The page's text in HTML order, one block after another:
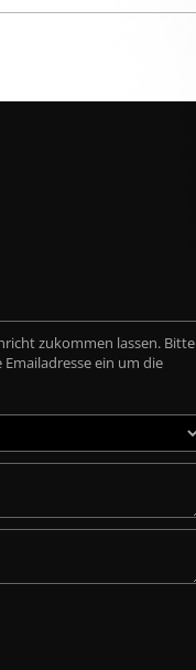
zukommen lassen. Bitte
ein um die